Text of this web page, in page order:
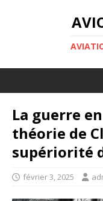
La guerre
théorie de
supériorité
février 3, 2025